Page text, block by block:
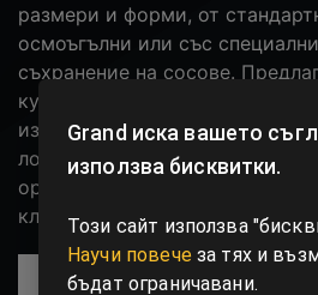
размери и форми, от
осмоъгълни или със
съхранение на сосове.
кутии за пица със размери и
избор. Можем също да
лого на кутиите за пица,
оригинален естетически и
клиентите Ви външен вид.
СВЪРЖИ СЕ С
Grand иска вашето
използва бисквитки.
Този сайт използва
Научи повече за тях и
бъдат ограничавани.